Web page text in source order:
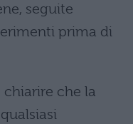
seguite
prima di
chiarire che la